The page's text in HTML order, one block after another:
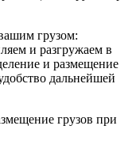
грузом:
и разгружаем в
и размещение
дальнейшей
грузов при